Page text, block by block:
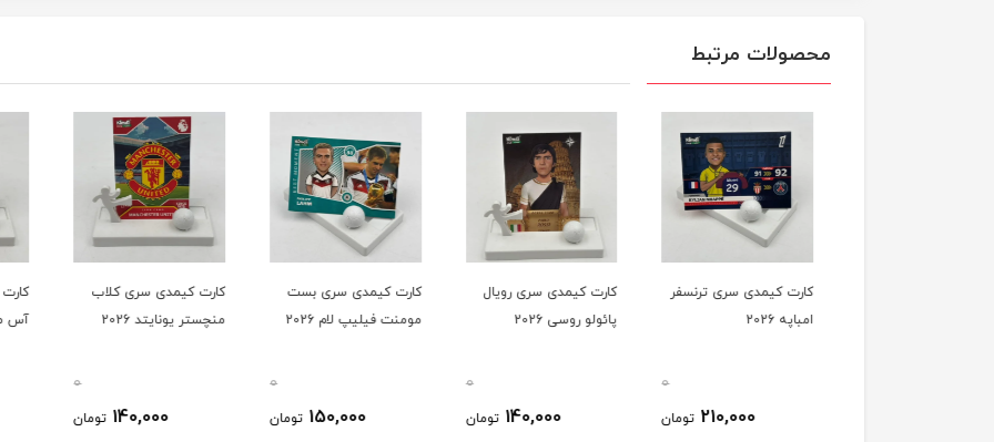
محصولات مرتبط
کارت کیمدی سری ترنسفر
امباپه 2026
0
210,000 تومان
کارت کیمدی سری رویال
پائولو روسی 2026
0
140,000 تومان
کارت کیمدی سری بست
مومنت فیلیپ لام 2026
0
150,000 تومان
کارت کیمدی سری کلاب
منچستر یونایتد 2026
0
140,000 تومان
آس